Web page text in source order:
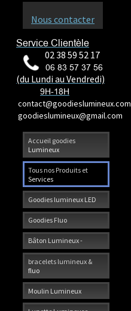
Accueil goodies
Lumineux
Tous nos Produits et
Services
Goodies lumineux LED
Goodies Fluo
Bâton Lumineux -
bracelets lumineux &
fluo
Moulin Lumineux
Service Clientèle
02 38 59 52 17
06 83 57 37 56
(du Lundi au Vendredi)
9H-18H
contact@goodieslumineux.com
goodieslumineux@gmail.com
Nous contacter